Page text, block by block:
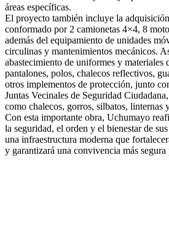
áreas específicas.
El proyecto también incluye la
conformado por 2 camionetas 4×4, 8
además del equipamiento de unidades
circulinas y mantenimientos mecánicos.
abastecimiento de uniformes y materiales
pantalones, polos, chalecos reflectivos,
otros implementos de protección, junto
Juntas Vecinales de Seguridad
como chalecos, gorros, silbatos, linternas
Con esta importante obra, Uchumayo
la seguridad, el orden y el bienestar de
una infraestructura moderna que
y garantizará una convivencia más segura